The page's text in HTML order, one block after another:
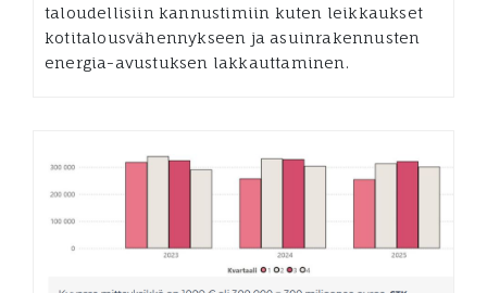
taloudellisiin kannustimiin kuten leikkaukset
kotitalousvähennykseen ja asuinrakennusten
energia-avustuksen lakkauttaminen.